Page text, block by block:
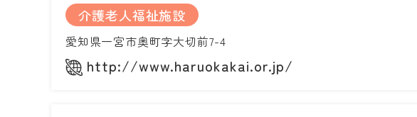
介護老人福祉施設
愛知県一宮市奥町字大切前7-4
http://www.haruokakai.or.jp/